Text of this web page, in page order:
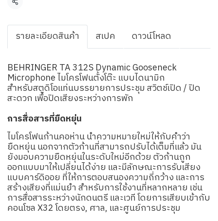
แชร์
รายละเอียดสินค้า สเปค ดาวน์โหลด
BEHRINGER TA 312S Dynamic Gooseneck
Microphone ไมโครโฟนตั้งโต๊ะ แบบไดนามิก
สำหรับสตูดิโอแท่นบรรยายการประชุม สวิตช์เปิด / ปิด
สะดวก เพื่อปิดเสียงระหว่างการพัก
การสื่อสารที่ยืดหยุ่น
ไมโครโฟนก้านคอห่าน นำความหมายใหม่ให้กับคำว่า
ยืดหยุ่น นอกจากตัวก้านที่สามารถปรับได้เต็มที่แล้ว มัน
ยังมอบความยืดหยุ่นในระดับใหม่อีกด้วย ตัวก้านถูก
ออกแบบมาให้เปลี่ยนได้ง่าย และมีลักษณะการรับเสียง
แบบคาร์ดิออย ที่ให้การตอบสนองความถี่กว้าง และการ
สร้างเสียงที่แม่นยำ สำหรับการใช้งานที่หลากหลาย เช่น
การสื่อสารระหว่างนักดนตรี และเวที โดยการเสียบเข้ากับ
คอนโซล X32 โดยตรง, ศาล, และศูนย์การประชุม